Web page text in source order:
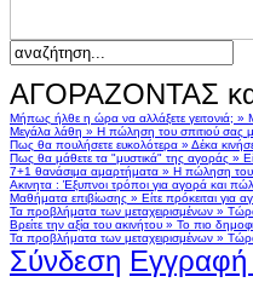
ΑΓΟΡΑΖΟΝΤΑΣ
Μήπως ήλθε η ώρα να αλλάξετε γειτονιά; »
Μεγάλα λάθη » Η πώληση του σπιτιού σας
Πως θα πουλήσετε ευκολότερα » Δέκα
Πως θα μάθετε τα "μυστικά" της αγοράς »
7+1 θανάσιμα αμαρτήματα » Η πώληση του
Ακινητα : Έξυπνοι τρόποι για αγορά και
Μαθήματα επιβίωσης » Είτε πρόκειται για
Τα προβλήματα των μεταχειρισμένων »
Βρείτε την αξία του ακινήτου » Το πιο
Τα προβλήματα των μεταχειρισμένων »
Σύνδεση